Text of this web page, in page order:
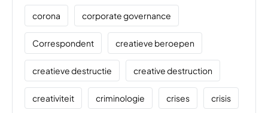
corona corporate governance
Correspondent creatieve beroepen
creatieve destructie creative destruction
creativiteit criminologie crises crisis